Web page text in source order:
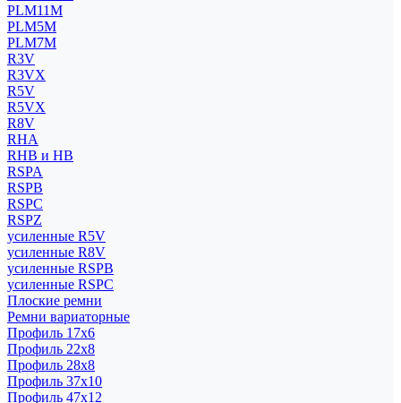
PLM11M
PLM5M
PLM7M
R3V
R3VX
R5V
R5VX
R8V
RHA
RHB и HB
RSPA
RSPB
RSPC
RSPZ
усиленные R5V
усиленные R8V
усиленные RSPB
усиленные RSPC
Плоские ремни
Ремни вариаторные
Профиль 17x6
Профиль 22x8
Профиль 28x8
Профиль 37x10
Профиль 47x12